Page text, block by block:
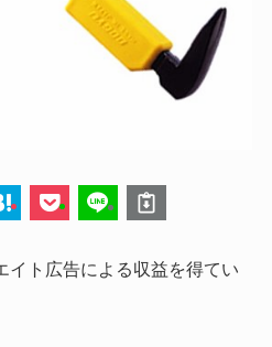
ト広告による収益を得てい